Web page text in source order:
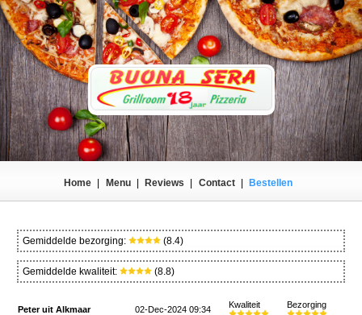
Home Menu Reviews Contact Bestellen
Gemiddelde bezorging: (8.4)
Gemiddelde kwaliteit: (8.8)
Peter uit Alkmaar 02-Dec-2024 09:34 Kwaliteit Bezorging